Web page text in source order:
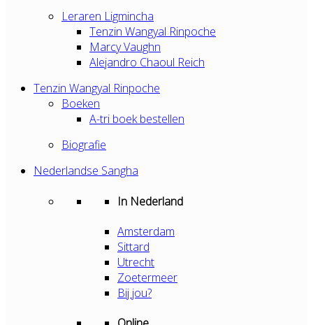
Leraren Ligmincha
Tenzin Wangyal Rinpoche
Marcy Vaughn
Alejandro Chaoul Reich
Tenzin Wangyal Rinpoche
Boeken
A-tri boek bestellen
Biografie
Nederlandse Sangha
In Nederland
Amsterdam
Sittard
Utrecht
Zoetermeer
Bij jou?